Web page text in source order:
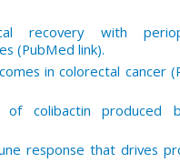
recovery with
(PubMed link).
in colorectal cancer
of colibactin produced
response that drives